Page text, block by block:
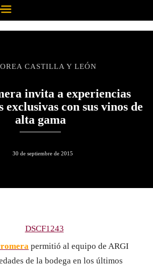
CASTILLA Y LEÓN
invita a experiencias
exclusivas con sus vinos de
alta gama
30 de septiembre de 2015
permitió al equipo de ARGI
de la bodega en los últimos